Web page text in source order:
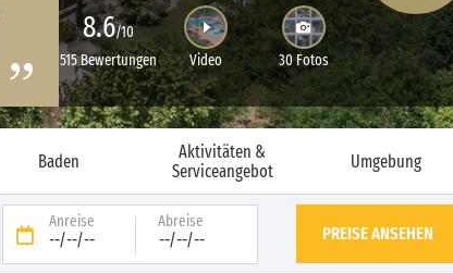
8.6/10
515 Bewertungen
Video 30 Fotos
Baden
Aktivitäten &
Serviceangebot
Umgebung
Anreise
--/--/--
Abreise
--/--/-- PREISE ANSEHEN